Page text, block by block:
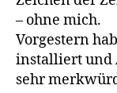
– ohne mich.
Vorgestern
installiert und
sehr